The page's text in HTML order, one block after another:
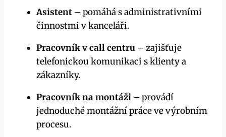
Asistent – pomáhá s administrativními
činnostmi v kanceláři.
Pracovník v call centru – zajišťuje
telefonickou komunikaci s klienty a
zákazníky.
Pracovník na montáži – provádí
jednoduché montážní práce ve výrobním
procesu.